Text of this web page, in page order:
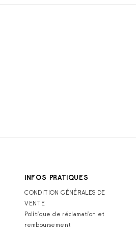
INFOS PRATIQUES
CONDITION GÉNÉRALES DE
VENTE
Politique de réclamation et
remboursement